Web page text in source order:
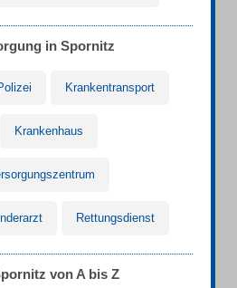
in Spornitz
Krankentransport
Krankenhaus
Rettungsdienst
von A bis Z